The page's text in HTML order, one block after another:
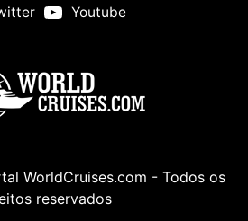
Youtube
WorldCruises.com - Todos os
reservados